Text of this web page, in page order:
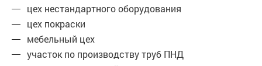
цех нестандартного оборудования
цех покраски
мебельный цех
участок по производству труб ПНД